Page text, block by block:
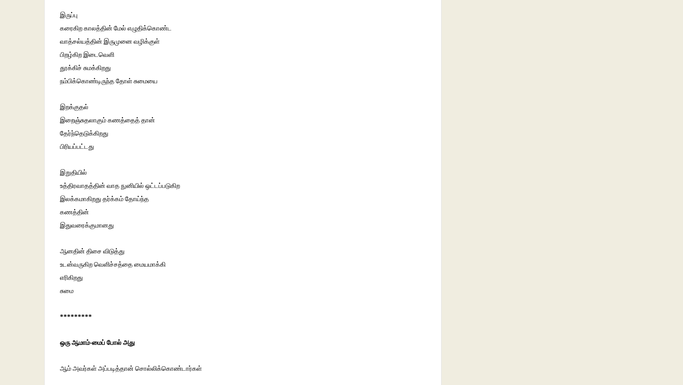
இருப்பு
கரைகிற காலத்தின் மேல் எழுதிக்கொண்ட
வாத்சல்யத்தின் இருமுனை வழிக்குள்
பிறழ்கிற இடைவெளி
தூக்கிச் சுமக்கிறது
நம்பிக்கொண்டிருந்த தோள் சுமையை
இறக்குதல்
இறைஞ்சுதலாகும் கணத்தைத் தான்
தேர்ந்தெடுக்கிறது
பிரியப்பட்டது
இறுதியில்
உத்திரவாதத்தின் வாத நுனியில் ஒட்டப்படுகிற
இலக்கமாகிறது தர்க்கம் தோய்ந்த
கணத்தின்
இதுவரைக்குமானது
ஆனதின் திசை விடுத்து
உடன்வருகிற வெளிச்சத்தை மையமாக்கி
எரிகிறது
சுமை
*********
ஒரு ஆமாம்-மைப் போல் அது
ஆம் அவர்கள் அப்படித்தான் சொல்லிக்கொண்டார்கள்